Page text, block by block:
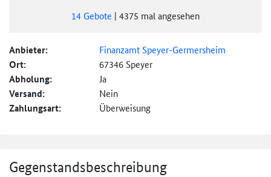
14 Gebote | 4375 mal angesehen
Anbieter: Finanzamt Speyer-Germersheim
Ort: 67346 Speyer
Abholung: Ja
Versand: Nein
Zahlungsart: Überweisung
Gegenstandsbeschreibung